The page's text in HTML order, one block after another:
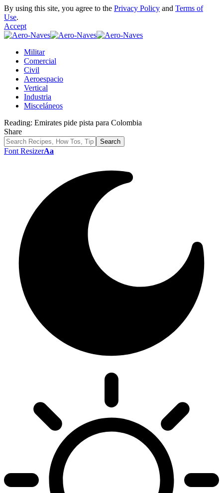
By using this site, you agree to the Privacy Policy and Terms of
Use.
Accept
Militar
Comercial
Civil
Aeroespacio
Vertical
Industria
Misceláneos
Reading: Emirates pide pista para Colombia
Share
Font ResizerAa